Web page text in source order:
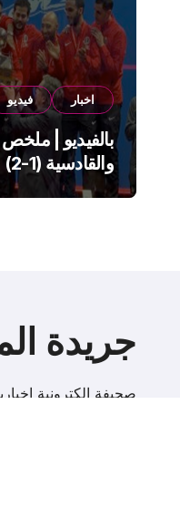
اخبار فيديو
بالفيديو | ملخص
السعودي
جريدة
صحيفة إلكترونية